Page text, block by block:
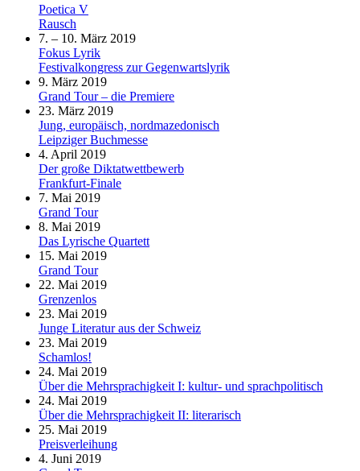
Poetica V
Rausch
7. – 10. März 2019
Fokus Lyrik
Festivalkongress zur Gegenwartslyrik
9. März 2019
Grand Tour – die Premiere
23. März 2019
Jung, europäisch, nordmazedonisch
Leipziger Buchmesse
4. April 2019
Der große Diktatwettbewerb
Frankfurt-Finale
7. Mai 2019
Grand Tour
8. Mai 2019
Das Lyrische Quartett
15. Mai 2019
Grand Tour
22. Mai 2019
Grenzenlos
23. Mai 2019
Junge Literatur aus der Schweiz
23. Mai 2019
Schamlos!
24. Mai 2019
Über die Mehrsprachigkeit I: kultur- und sprachpolitisch
24. Mai 2019
Über die Mehrsprachigkeit II: literarisch
25. Mai 2019
Preisverleihung
4. Juni 2019